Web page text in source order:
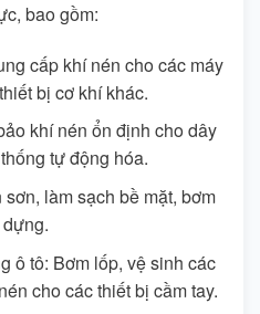
bao gồm:
cấp khí nén cho các máy
bị cơ khí khác.
khí nén ổn định cho dây
tự động hóa.
làm sạch bề mặt, bơm
ô tô: Bơm lốp, vệ sinh các
cho các thiết bị cầm tay.